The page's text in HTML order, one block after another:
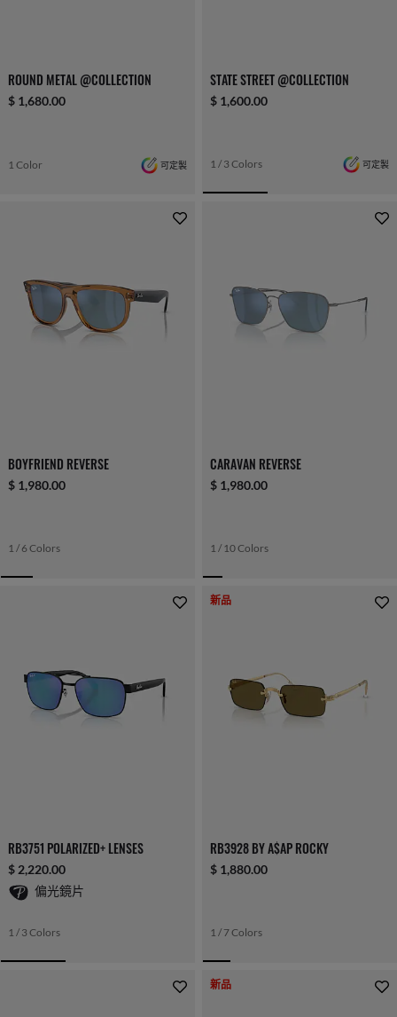
ROUND METAL @COLLECTION
$ 1,680.00
1 Color 可定製
STATE STREET @COLLECTION
$ 1,600.00
1 / 3 Colors 可定製
BOYFRIEND REVERSE
$ 1,980.00
1 / 6 Colors
CARAVAN REVERSE
$ 1,980.00
1 / 10 Colors
RB3751 POLARIZED+ LENSES
$ 2,220.00
偏光鏡片
1 / 3 Colors
新品
RB3928 BY A$AP ROCKY
$ 1,880.00
1 / 7 Colors
新品